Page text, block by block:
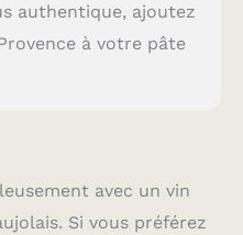
authentique, ajoutez
à votre pâte
avec un vin
Si vous préférez